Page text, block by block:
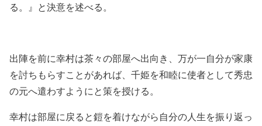
る。』と決意を述べる。
出陣を前に幸村は茶々の部屋へ出向き、万が一自分が家康
を討ちもらすことがあれば、千姫を和睦に使者として秀忠
の元へ遣わすようにと策を授ける。
幸村は部屋に戻ると鎧を着けながら自分の人生を振り返っ